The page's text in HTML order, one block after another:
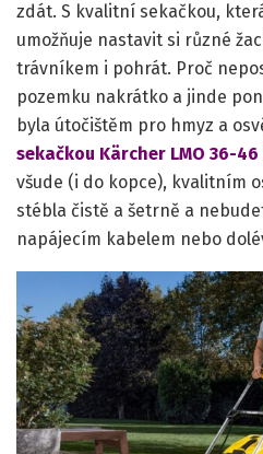
zdát. S kvalitní sekačkou,
umožňuje nastavit si různé
trávníkem i pohrát. Proč
pozemku nakrátko a jinde
byla útočištěm pro hmyz a
sekačkou Kärcher LMO 36-
všude (i do kopce), kvalitním
stébla čistě a šetrně a
napájecím kabelem nebo